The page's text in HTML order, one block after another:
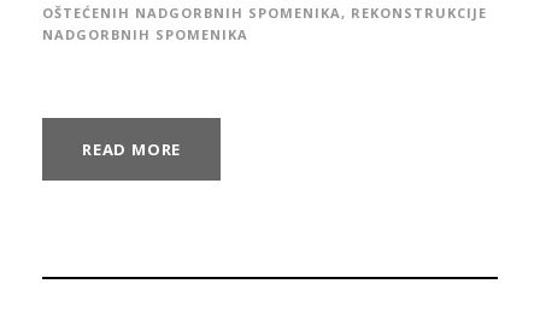
OŠTEĆENIH NADGORBNIH SPOMENIKA , REKONSTRUKCIJE
NADGORBNIH SPOMENIKA
READ MORE